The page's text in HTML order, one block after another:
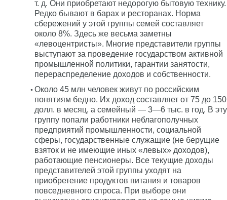
т. д. Они приобретают недорогую бытовую технику.
Редко бывают в барах и ресторанах. Норма
сбережений у этой группы семей составляет
около 8%. Здесь же весьма заметны
«левоцентристы». Многие представители группы
выступают за проведение государством активной
промышленной политики, гарантии занятости,
перераспределение доходов и собственности.
Около 45 млн человек живут по российским
понятиям бедно. Их доход составляет от 75 до 150
долл. в месяц, а семейный — 3—6 тыс. в год. В эту
группу попали работники неблагополучных
предприятий промышленности, социальной
сферы, государственные служащие (не берущие
взяток и не имеющие иных «левых» доходов),
работающие пенсионеры. Все текущие доходы
представителей этой группы уходят на
приобретение продуктов питания и товаров
повседневного спроса. При выборе они